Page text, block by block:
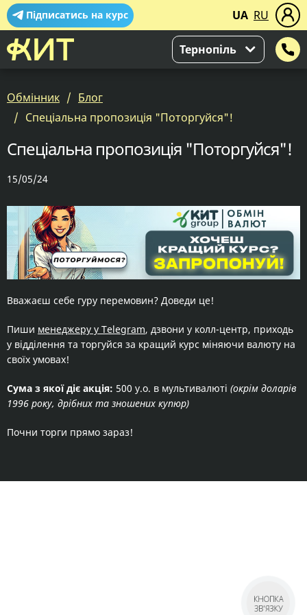
Підписатись на курс UA RU
Тернопіль
Обмінник
Блог
Спеціальна пропозиція "Поторгуйся"!
Спеціальна пропозиція "Поторгуйся"!
15/05/24
Вважаєш себе гуру перемовин? Доведи це!
Пиши менеджеру у Telegram, дзвони у колл-центр, приходь
у відділення та торгуйся за кращий курс міняючи валюту на
своїх умовах!
Сума з якої діє акція: 500 у.о. в мультивалюті (окрім доларів
1996 року, дрібних та зношених купюр)
Почни торги прямо зараз!
КНОПКА
ЗВ'ЯЗКУ